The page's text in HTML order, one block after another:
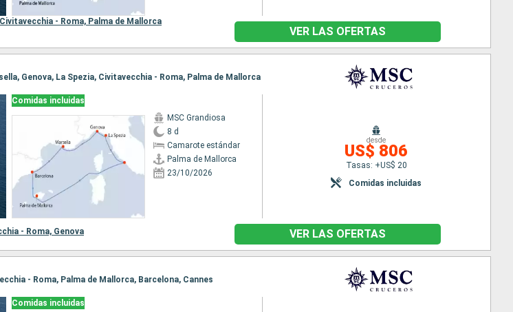
Civitavecchia - Roma, Palma de Mallorca
VER LAS OFERTAS
Genova, La Spezia, Civitavecchia - Roma, Palma de Mallorca
Comidas incluidas
MSC Grandiosa
8 d
Camarote estándar
Palma de Mallorca
23/10/2026
desde
US$ 806
Tasas: +US$ 20
Comidas incluidas
- Roma, Genova VER LAS OFERTAS
- Roma, Palma de Mallorca, Barcelona, Cannes
Comidas incluidas